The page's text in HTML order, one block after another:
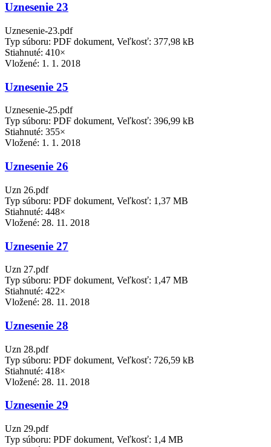
Uznesenie 23
Uznesenie-23.pdf
Typ súboru: PDF dokument, Veľkosť: 377,98 kB
Stiahnuté: 410×
Vložené: 1. 1. 2018
Uznesenie 25
Uznesenie-25.pdf
Typ súboru: PDF dokument, Veľkosť: 396,99 kB
Stiahnuté: 355×
Vložené: 1. 1. 2018
Uznesenie 26
Uzn 26.pdf
Typ súboru: PDF dokument, Veľkosť: 1,37 MB
Stiahnuté: 448×
Vložené: 28. 11. 2018
Uznesenie 27
Uzn 27.pdf
Typ súboru: PDF dokument, Veľkosť: 1,47 MB
Stiahnuté: 422×
Vložené: 28. 11. 2018
Uznesenie 28
Uzn 28.pdf
Typ súboru: PDF dokument, Veľkosť: 726,59 kB
Stiahnuté: 418×
Vložené: 28. 11. 2018
Uznesenie 29
Uzn 29.pdf
Typ súboru: PDF dokument, Veľkosť: 1,4 MB